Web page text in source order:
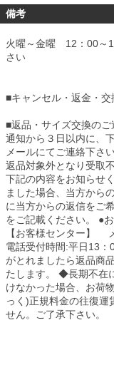
備考
火曜～金曜 12：00～
さい
■キャンセル・返金・
■返品・サイズ交換の
通知から３日以内に、
メールにてご連絡下さ
返品対象外となり受取
下記の内容をお知らせ
ました場合、当方から
に当方からの返信をご
をご記載ください。 ●
【お客様センター】
電話受付時間:平日13
がとれましたら返品商
たします。 ◆長期不在
けなかった場合、お荷
っく)正規料金の往復運
せん。ご了承下さい。